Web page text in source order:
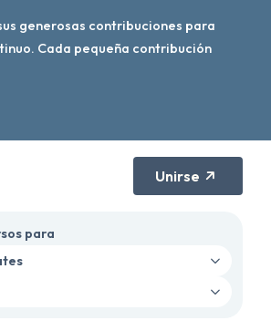
generosas contribuciones para
Cada pequeña contribución
Unirse
para